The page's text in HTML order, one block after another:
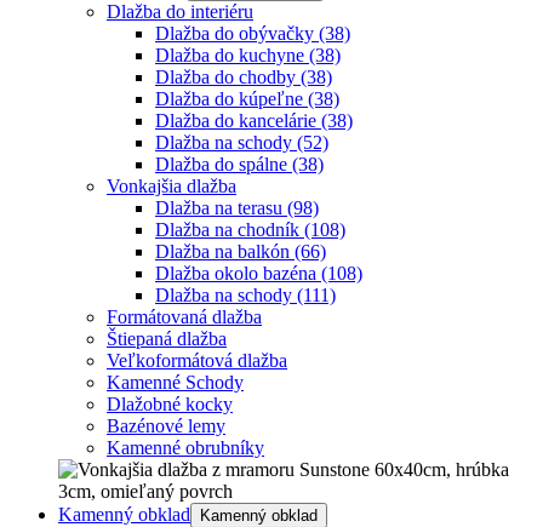
Dlažba do interiéru
Dlažba do obývačky (38)
Dlažba do kuchyne (38)
Dlažba do chodby (38)
Dlažba do kúpeľne (38)
Dlažba do kancelárie (38)
Dlažba na schody (52)
Dlažba do spálne (38)
Vonkajšia dlažba
Dlažba na terasu (98)
Dlažba na chodník (108)
Dlažba na balkón (66)
Dlažba okolo bazéna (108)
Dlažba na schody (111)
Formátovaná dlažba
Štiepaná dlažba
Veľkoformátová dlažba
Kamenné Schody
Dlažobné kocky
Bazénové lemy
Kamenné obrubníky
Kamenný obklad Kamenný obklad